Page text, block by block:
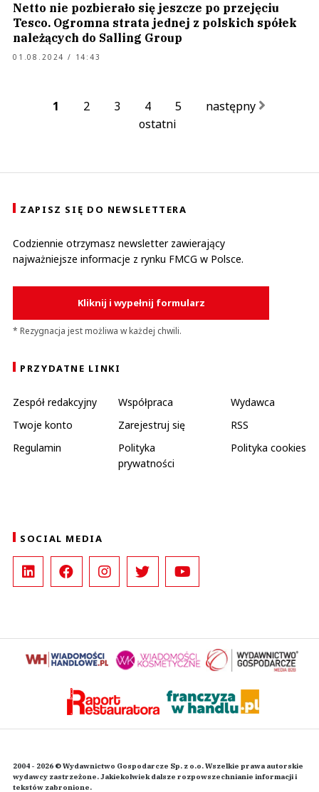
Netto nie pozbierało się jeszcze po przejęciu
Tesco. Ogromna strata jednej z polskich spółek
należących do Salling Group
01.08.2024 / 14:43
1 2 3 4 5
następny
ostatni
ZAPISZ SIĘ DO NEWSLETTERA
Codziennie otrzymasz newsletter zawierający
najważniejsze informacje z rynku FMCG w Polsce.
Kliknij i wypełnij formularz
* Rezygnacja jest możliwa w każdej chwili.
PRZYDATNE LINKI
Zespół redakcyjny Współpraca
Wydawca
Twoje konto
Zarejestruj się
RSS
Regulamin
Polityka
prywatności
Polityka cookies
SOCIAL MEDIA
2004 - 2026 © Wydawnictwo Gospodarcze Sp. z o.o. Wszelkie prawa autorskie
wydawcy zastrzeżone. Jakiekolwiek dalsze rozpowszechnianie informacji i
tekstów zabronione.